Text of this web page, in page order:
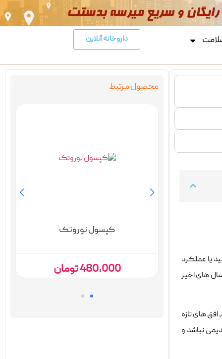
داروخانه آنلاین
یا عملکرد
های اخیر
های تازه
نباشد و
محصول مرتبط
کپسول نوروتک
480,000تومان